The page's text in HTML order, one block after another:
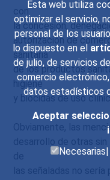
Esta web utiliza
optimizar el servicio,
personal de los
lo dispuesto en el
de julio, de servicios
comercio
datos estadísticos
Aceptar
Necesarias|
con
la concesión,
autorización de
sanitaria
de los productos
higiene
y biocidas de uso
Obviamente, las
desarrollo de otras
de
las señaladas no sería